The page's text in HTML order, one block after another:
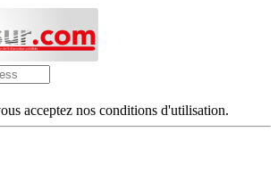
acceptez nos conditions d'utilisation.